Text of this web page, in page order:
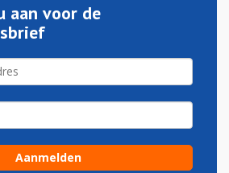
aan voor de